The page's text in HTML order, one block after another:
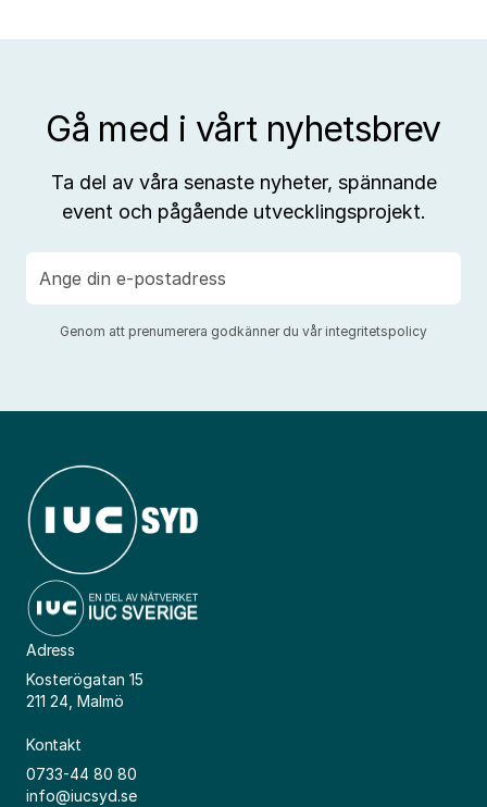
Gå med i vårt nyhetsbrev
Ta del av våra senaste nyheter, spännande
event och pågående utvecklingsprojekt.
post
Genom att prenumerera godkänner du vår integritetspolicy
Adress
Kosterögatan 15
211 24, Malmö
Kontakt
0733-44 80 80
info@iucsyd.se